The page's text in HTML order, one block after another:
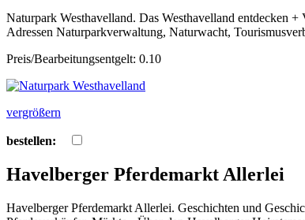
Naturpark Westhavelland. Das Westhavelland entdecken
Adressen Naturparkverwaltung, Naturwacht,
Preis/Bearbeitungsentgelt: 0.10
vergrößern
bestellen:
Havelberger Pferdemarkt Allerlei
Havelberger Pferdemarkt Allerlei. Geschichten und